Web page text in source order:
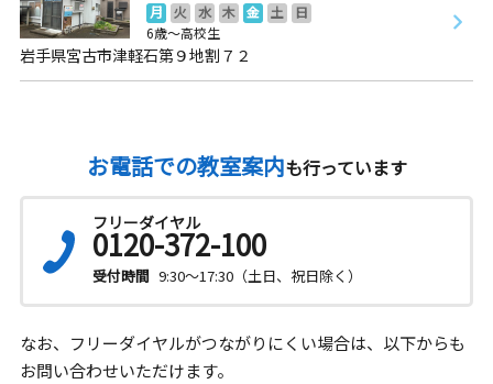
月 火 水 木 金 土
日
6歳～高校生
岩手県宮古市津軽石第９地割７２
お電話での教室案内も行っています
フリーダイヤル
0120-372-100
受付時間 9:30～17:30（土日、祝日除く）
なお、フリーダイヤルがつながりにくい場合は、以下からも
お問い合わせいただけます。